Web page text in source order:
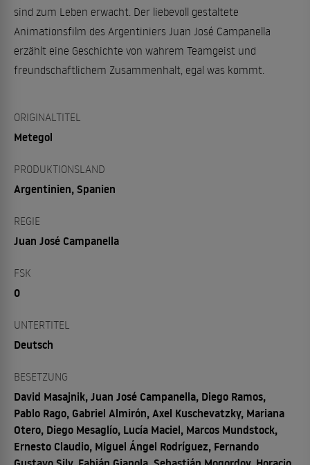
sind zum Leben erwacht. Der liebevoll gestaltete
Animationsfilm des Argentiniers Juan José Campanella
erzählt eine Geschichte von wahrem Teamgeist und
freundschaftlichem Zusammenhalt, egal was kommt.
ORIGINALTITEL
Metegol
PRODUKTIONSLAND
Argentinien, Spanien
REGIE
Juan José Campanella
FSK
0
UNTERTITEL
Deutsch
BESETZUNG
David Masajnik, Juan José Campanella, Diego Ramos,
Pablo Rago, Gabriel Almirón, Axel Kuschevatzky, Mariana
Otero, Diego Mesaglío, Lucía Maciel, Marcos Mundstock,
Ernesto Claudio, Miguel Ángel Rodríguez, Fernando